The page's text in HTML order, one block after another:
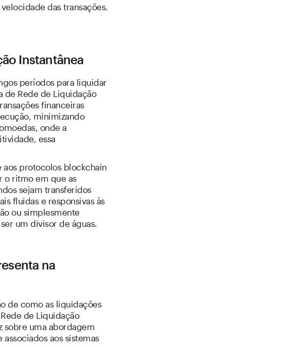
das transações.
Instantânea
períodos para liquidar
de Rede de Liquidação
financeiras
minimizando
onde a
essa
protocolos blockchain
o ritmo em que as
sejam transferidos
fluidas e responsivas às
ou simplesmente
um divisor de águas.
na
de como as liquidações
de Liquidação
sobre uma abordagem
aos sistemas